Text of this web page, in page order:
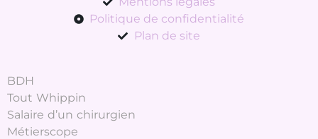
Politique de confidentialité
Plan de site
BDH
Tout Whippin
Salaire d’un chirurgien
Métierscope